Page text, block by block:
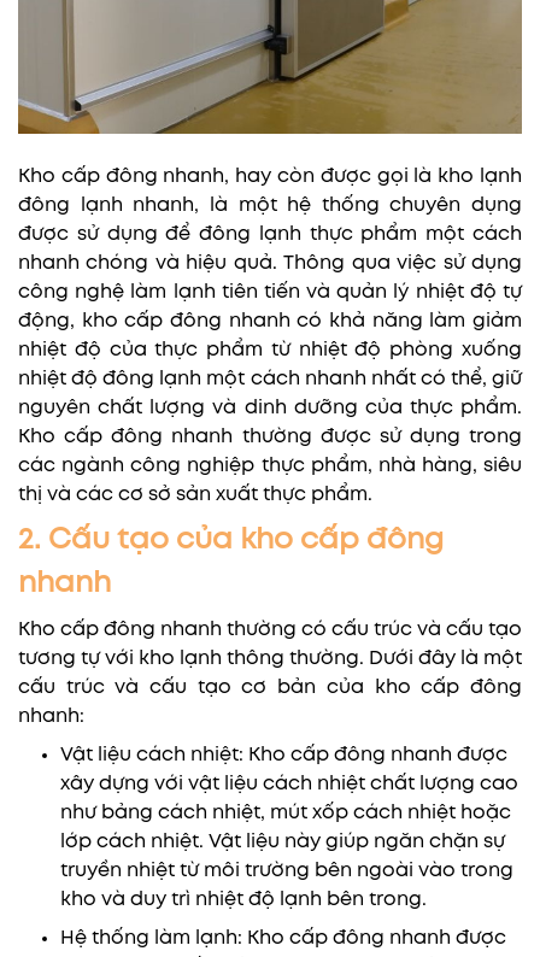
Kho cấp đông nhanh, hay còn được gọi là kho lạnh
đông lạnh nhanh, là một hệ thống chuyên dụng
được sử dụng để đông lạnh thực phẩm một cách
nhanh chóng và hiệu quả. Thông qua việc sử dụng
công nghệ làm lạnh tiên tiến và quản lý nhiệt độ tự
động, kho cấp đông nhanh có khả năng làm giảm
nhiệt độ của thực phẩm từ nhiệt độ phòng xuống
nhiệt độ đông lạnh một cách nhanh nhất có thể, giữ
nguyên chất lượng và dinh dưỡng của thực phẩm.
Kho cấp đông nhanh thường được sử dụng trong
các ngành công nghiệp thực phẩm, nhà hàng, siêu
thị và các cơ sở sản xuất thực phẩm.
2. Cấu tạo của kho cấp đông
nhanh
Kho cấp đông nhanh thường có cấu trúc và cấu tạo
tương tự với kho lạnh thông thường. Dưới đây là một
cấu trúc và cấu tạo cơ bản của kho cấp đông
nhanh:
Vật liệu cách nhiệt: Kho cấp đông nhanh được
xây dựng với vật liệu cách nhiệt chất lượng cao
như bảng cách nhiệt, mút xốp cách nhiệt hoặc
lớp cách nhiệt. Vật liệu này giúp ngăn chặn sự
truyền nhiệt từ môi trường bên ngoài vào trong
kho và duy trì nhiệt độ lạnh bên trong.
Hệ thống làm lạnh: Kho cấp đông nhanh được